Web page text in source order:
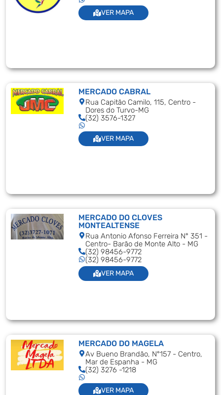
VER MAPA
MERCADO CABRAL
Rua Capitão Camilo, 115, Centro -
Dores do Turvo-MG
(32) 3576-1327
VER MAPA
MERCADO DO CLOVES
MONTEALTENSE
Rua Antonio Afonso Ferreira N° 351 -
Centro- Barão de Monte Alto - MG
(32) 98456-9772
(32) 98456-9772
VER MAPA
MERCADO DO MAGELA
Av Bueno Brandão, N°157 - Centro,
Mar de Espanha - MG
(32) 3276 -1218
VER MAPA